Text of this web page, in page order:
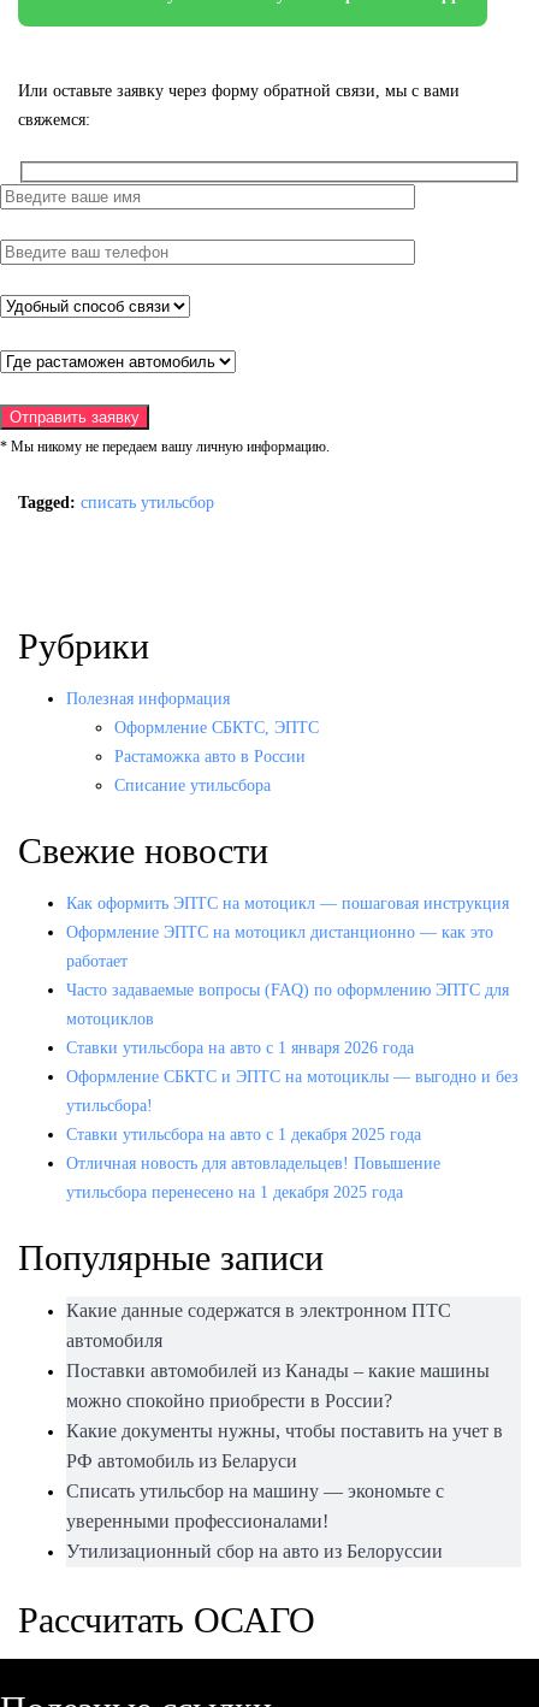
Или оставьте заявку через форму обратной связи, мы с вами
свяжемся:
* Мы никому не передаем вашу личную информацию.
Tagged: списать утильсбор
Рубрики
Полезная информация
Оформление СБКТС, ЭПТС
Растаможка авто в России
Списание утильсбора
Свежие новости
Как оформить ЭПТС на мотоцикл — пошаговая инструкция
Оформление ЭПТС на мотоцикл дистанционно — как это
работает
Часто задаваемые вопросы (FAQ) по оформлению ЭПТС для
мотоциклов
Ставки утильсбора на авто с 1 января 2026 года
Оформление СБКТС и ЭПТС на мотоциклы — выгодно и без
утильсбора!
Ставки утильсбора на авто с 1 декабря 2025 года
Отличная новость для автовладельцев! Повышение
утильсбора перенесено на 1 декабря 2025 года
Популярные записи
Какие данные содержатся в электронном ПТС
автомобиля
Поставки автомобилей из Канады – какие машины
можно спокойно приобрести в России?
Какие документы нужны, чтобы поставить на учет в
РФ автомобиль из Беларуси
Списать утильсбор на машину — экономьте с
уверенными профессионалами!
Утилизационный сбор на авто из Белоруссии
Рассчитать ОСАГО